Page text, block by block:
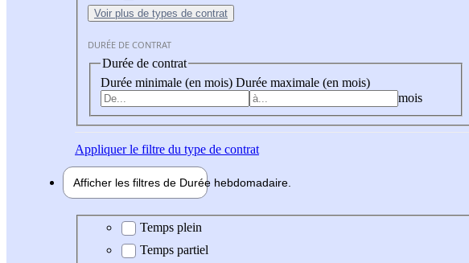
Voir plus de types de contrat
DURÉE DE CONTRAT
Durée de contrat
Durée minimale (en mois) Durée maximale (en mois)
mois
Appliquerle filtre du type de contrat
Afficher les filtres de Durée hebdomadaire
Durée hebdomadaire
Temps plein
Temps partiel